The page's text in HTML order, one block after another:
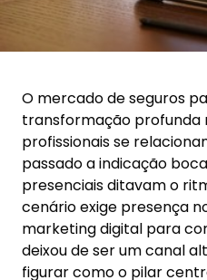
O mercado de seguros
transformação profunda
profissionais se
passado a indicação
presenciais ditavam o
cenário exige presença
marketing digital para
deixou de ser um canal
figurar como o pilar